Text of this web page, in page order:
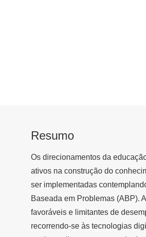
Resumo
Os direcionamentos da
ativos na construção do
ser implementadas
Baseada em Problemas (ABP).
favoráveis e limitantes de
recorrendo-se às tecnologias